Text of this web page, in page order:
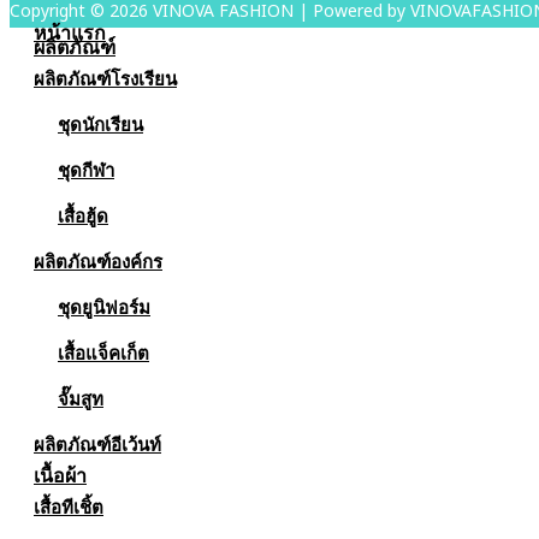
Copyright © 2026 VINOVA FASHION | Powered by
หน้าแรก
ผลิตภัณฑ์
ผลิตภัณฑ์โรงเรียน
ชุดนักเรียน
ชุดกีฬา
เสื้อฮู้ด
ผลิตภัณฑ์องค์กร
ชุดยูนิฟอร์ม
เสื้อแจ็คเก็ต
จั๊มสูท
ผลิตภัณฑ์อีเว้นท์
เนื้อผ้า
เสื้อทีเชิ้ต